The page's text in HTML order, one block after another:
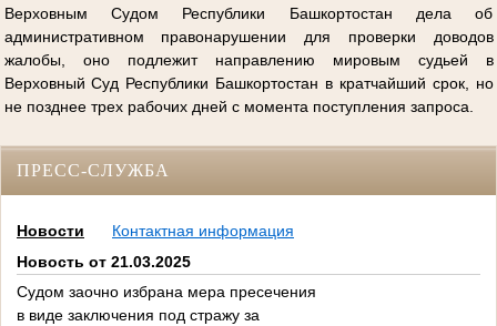
Верховным Судом Республики Башкортостан дела об
административном правонарушении для проверки доводов
жалобы, оно подлежит направлению мировым судьей в
Верховный Суд Республики Башкортостан в кратчайший срок, но
не позднее трех рабочих дней с момента поступления запроса.
ПРЕСС-СЛУЖБА
Новости
Контактная информация
Новость от 21.03.2025
Судом заочно избрана мера пресечения
в виде заключения под стражу за